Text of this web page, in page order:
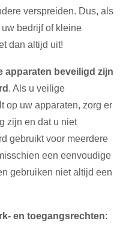
verspreiden. Dus, als
bedrijf of kleine
dan altijd uit!
apparaten beveiligd zijn
. Als u veilige
op uw apparaten, zorg er
zijn en dat u niet
gebruikt voor meerdere
een eenvoudige
gebruiken niet altijd een
en toegangsrechten: